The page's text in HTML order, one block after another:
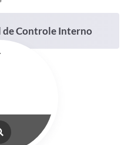
Controle Interno